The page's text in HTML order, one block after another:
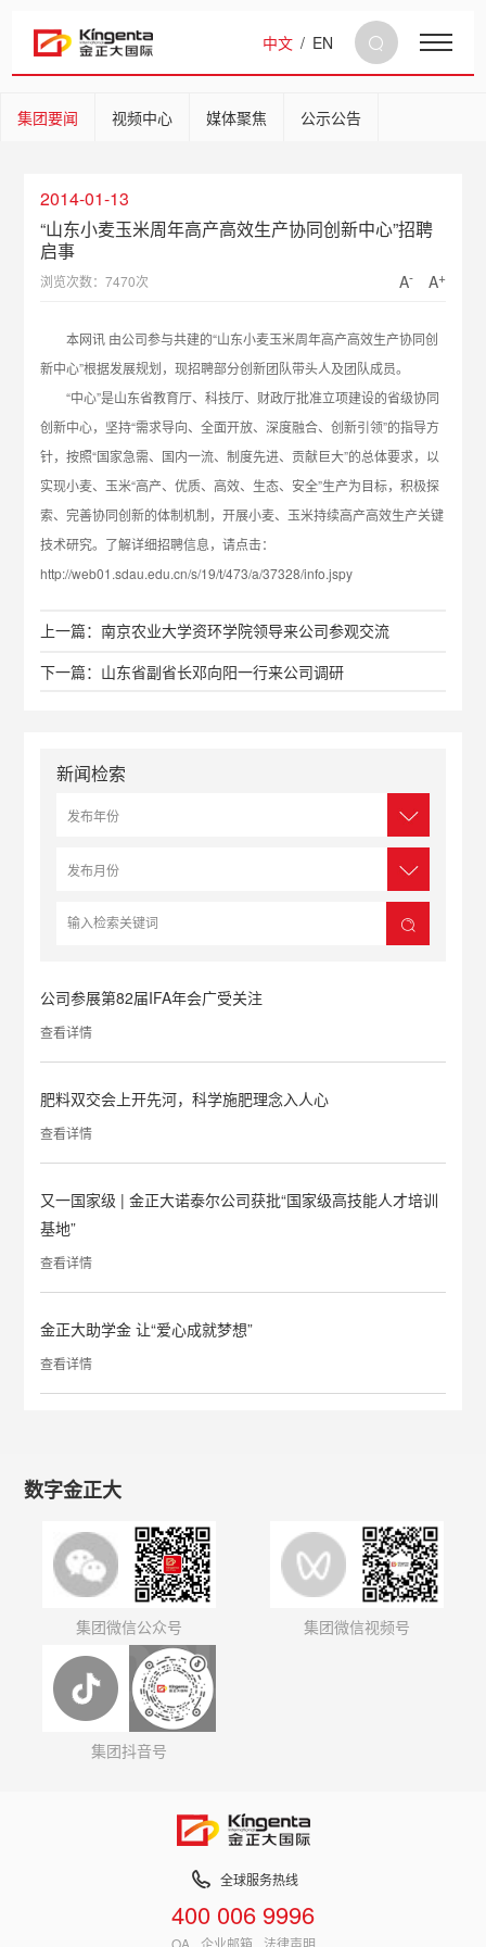
中文 / EN
集团要闻 视频中心 媒体聚焦 公示公告
2014-01-13
“山东小麦玉米周年高产高效生产协同创新中心”招聘
启事
浏览次数：7470次 A- A+
本网讯 由公司参与共建的“山东小麦玉米周年高产高效生产协同创
新中心”根据发展规划，现招聘部分创新团队带头人及团队成员。
“中心”是山东省教育厅、科技厅、财政厅批准立项建设的省级协同
创新中心，坚持“需求导向、全面开放、深度融合、创新引领”的指导方
针，按照“国家急需、国内一流、制度先进、贡献巨大”的总体要求，以
实现小麦、玉米“高产、优质、高效、生态、安全”生产为目标，积极探
索、完善协同创新的体制机制，开展小麦、玉米持续高产高效生产关键
技术研究。了解详细招聘信息，请点击：
http://web01.sdau.edu.cn/s/19/t/473/a/37328/info.jspy
上一篇：南京农业大学资环学院领导来公司参观交流
下一篇：山东省副省长邓向阳一行来公司调研
新闻检索
公司参展第82届IFA年会广受关注
查看详情
肥料双交会上开先河，科学施肥理念入人心
查看详情
又一国家级 | 金正大诺泰尔公司获批“国家级高技能人才培训
基地”
查看详情
金正大助学金 让“爱心成就梦想”
查看详情
数字金正大
集团微信公众号 集团微信视频号
集团抖音号
全球服务热线
400 006 9996
OA 企业邮箱 法律声明